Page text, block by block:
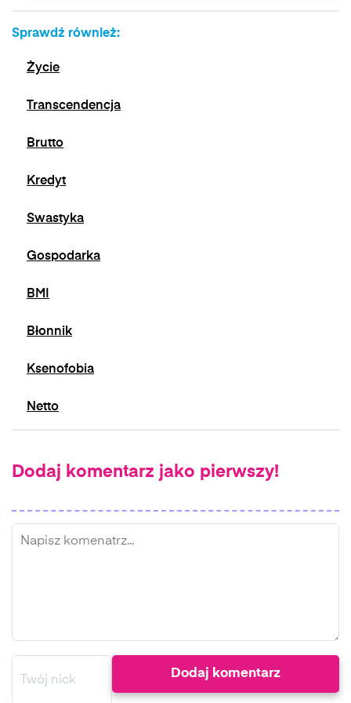
jest możliwe poprzez kontakt z Administratorem
naciśniecie przycisku "wypisz się" znajdującego
Sprawdź również:
Życie
Transcendencja
Brutto
Kredyt
Swastyka
Gospodarka
BMI
Błonnik
Ksenofobia
Netto
Dodaj komentarz jako pierwszy!